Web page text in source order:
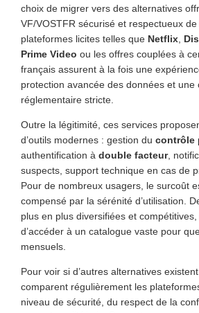
choix de migrer vers des alternatives
VF/VOSTFR sécurisé et respectueux
plateformes licites telles que Netflix
Prime Video ou les offres couplées à
français assurent à la fois une
protection avancée des données et une
réglementaire stricte.
Outre la légitimité, ces services
d’outils modernes : gestion du contrôle
authentification à double facteur,
suspects, support technique en cas de
Pour de nombreux usagers, le surcoût
compensé par la sérénité d’utilisation.
plus en plus diversifiées et
d’accéder à un catalogue vaste pour
mensuels.
Pour voir si d’autres alternatives
comparent régulièrement les
niveau de sécurité, du respect de la